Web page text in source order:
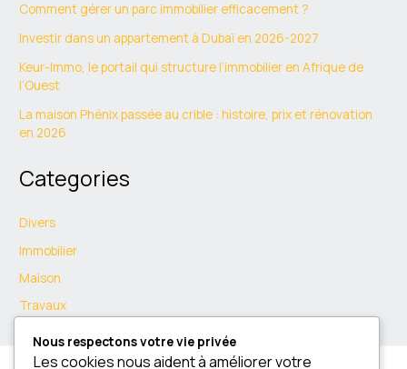
Comment gérer un parc immobilier efficacement ?
Investir dans un appartement à Dubaï en 2026-2027
Keur-Immo, le portail qui structure l’immobilier en Afrique de
l’Ouest
La maison Phénix passée au crible : histoire, prix et rénovation
en 2026
Categories
Divers
Immobilier
Maison
Travaux
Nous respectons votre vie privée
Les cookies nous aident à améliorer votre